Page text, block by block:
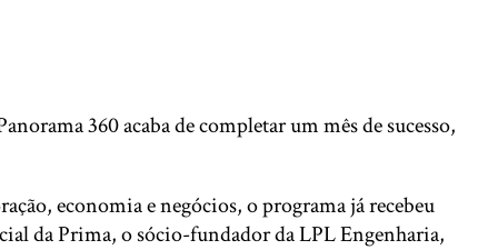
360 acaba de completar um mês de sucesso,
economia e negócios, o programa já recebeu
da Prima, o sócio-fundador da LPL Engenharia,